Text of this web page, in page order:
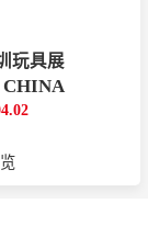
玩具展
CHINA